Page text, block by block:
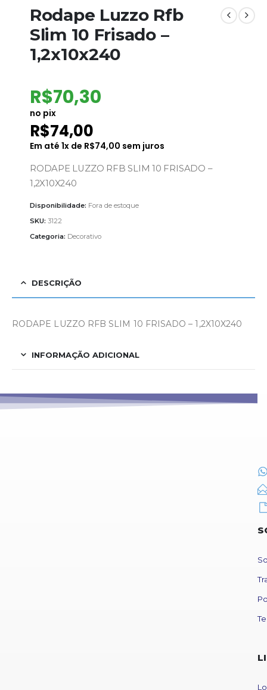
Rodape Luzzo Rfb
Slim 10 Frisado –
1,2x10x240
R$70,30
no pix
R$74,00
Em até 1x de R$74,00 sem juros
RODAPE LUZZO RFB SLIM 10 FRISADO –
1,2X10X240
Disponibilidade: Fora de estoque
SKU: 3122
Categoria: Decorativo
DESCRIÇÃO
RODAPE LUZZO RFB SLIM 10 FRISADO – 1,2X10X240
INFORMAÇÃO ADICIONAL